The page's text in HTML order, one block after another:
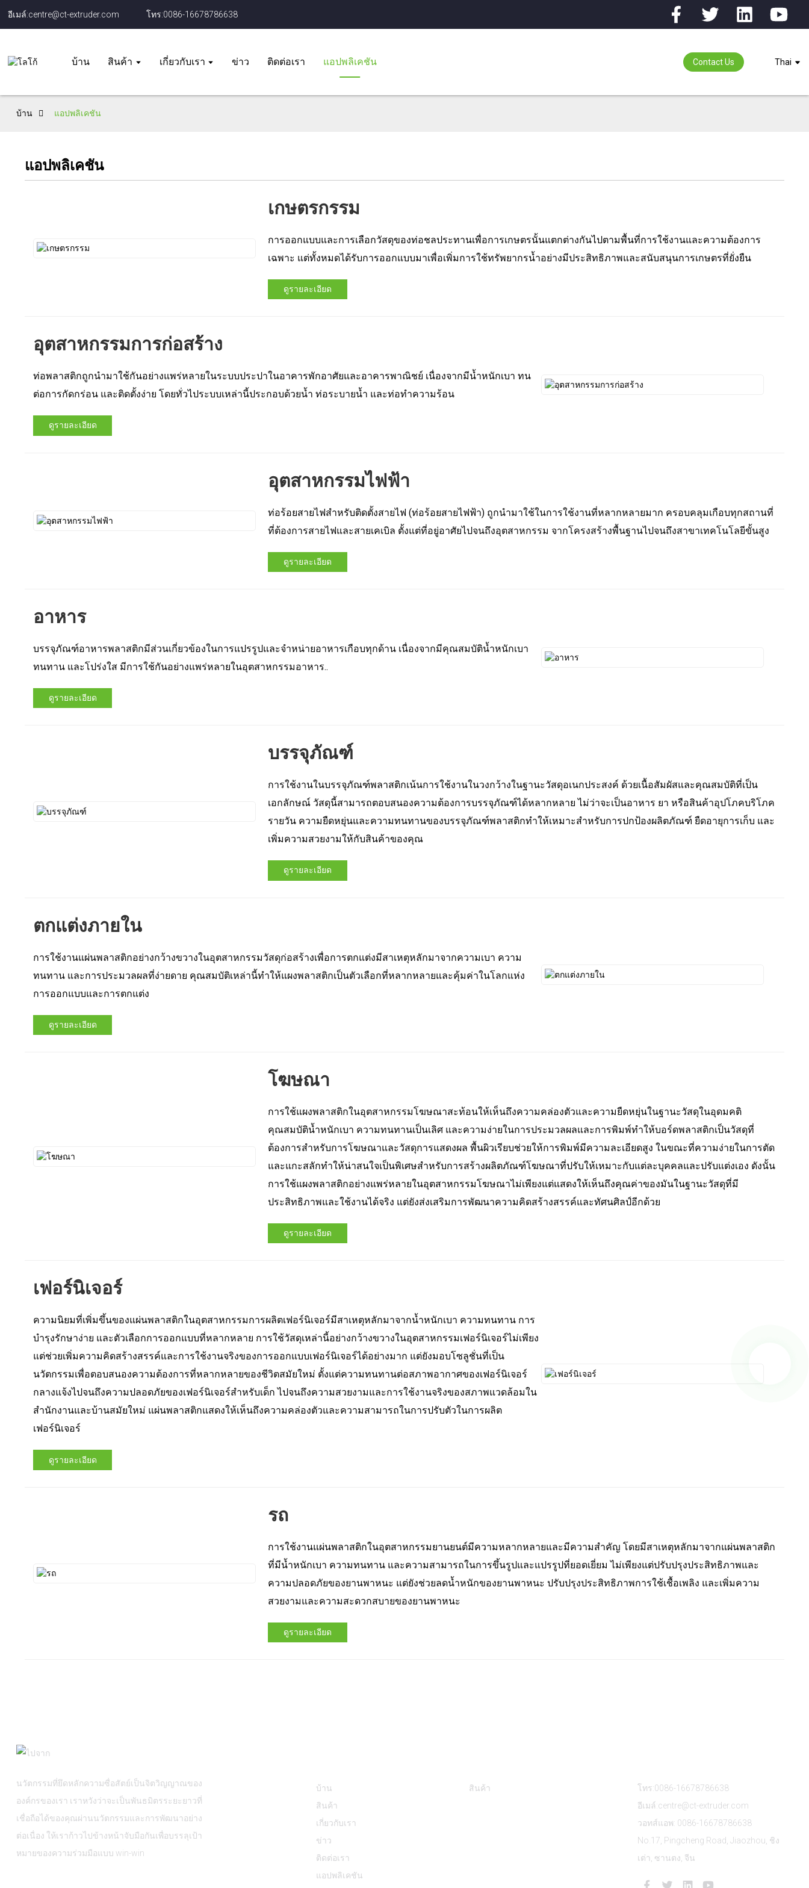
อีเมล์:centre@ct-extruder.com โทร:0086-16678786638
บ้าน สินค้า เกี่ยวกับเรา ข่าว ติดต่อเรา แอปพลิเคชัน Contact Us Thai
บ้าน แอปพลิเคชัน
แอปพลิเคชัน
เกษตรกรรม
การออกแบบและการเลือกวัสดุของท่อชลประทานเพื่อการเกษตรนั้นแตกต่างกันไปตามพื้นที่การใช้งานและความต้องการ
เฉพาะ แต่ทั้งหมดได้รับการออกแบบมาเพื่อเพิ่มการใช้ทรัพยากรน้ำอย่างมีประสิทธิภาพและสนับสนุนการเกษตรที่ยั่งยืน
ดูรายละเอียด
อุตสาหกรรมการก่อสร้าง
ท่อพลาสติกถูกนำมาใช้กันอย่างแพร่หลายในระบบประปาในอาคารพักอาศัยและอาคารพาณิชย์ เนื่องจากมีน้ำหนักเบา ทน
ต่อการกัดกร่อน และติดตั้งง่าย โดยทั่วไประบบเหล่านี้ประกอบด้วยน้ำ ท่อระบายน้ำ และท่อทำความร้อน
ดูรายละเอียด
อุตสาหกรรมไฟฟ้า
ท่อร้อยสายไฟสำหรับติดตั้งสายไฟ (ท่อร้อยสายไฟฟ้า) ถูกนำมาใช้ในการใช้งานที่หลากหลายมาก ครอบคลุมเกือบทุกสถานที่
ที่ต้องการสายไฟและสายเคเบิล ตั้งแต่ที่อยู่อาศัยไปจนถึงอุตสาหกรรม จากโครงสร้างพื้นฐานไปจนถึงสาขาเทคโนโลยีขั้นสูง
ดูรายละเอียด
อาหาร
บรรจุภัณฑ์อาหารพลาสติกมีส่วนเกี่ยวข้องในการแปรรูปและจำหน่ายอาหารเกือบทุกด้าน เนื่องจากมีคุณสมบัติน้ำหนักเบา
ทนทาน และโปร่งใส มีการใช้กันอย่างแพร่หลายในอุตสาหกรรมอาหาร..
ดูรายละเอียด
บรรจุภัณฑ์
การใช้งานในบรรจุภัณฑ์พลาสติกเน้นการใช้งานในวงกว้างในฐานะวัสดุอเนกประสงค์ ด้วยเนื้อสัมผัสและคุณสมบัติที่เป็น
เอกลักษณ์ วัสดุนี้สามารถตอบสนองความต้องการบรรจุภัณฑ์ได้หลากหลาย ไม่ว่าจะเป็นอาหาร ยา หรือสินค้าอุปโภคบริโภค
รายวัน ความยืดหยุ่นและความทนทานของบรรจุภัณฑ์พลาสติกทำให้เหมาะสำหรับการปกป้องผลิตภัณฑ์ ยืดอายุการเก็บ และ
เพิ่มความสวยงามให้กับสินค้าของคุณ
ดูรายละเอียด
ตกแต่งภายใน
การใช้งานแผ่นพลาสติกอย่างกว้างขวางในอุตสาหกรรมวัสดุก่อสร้างเพื่อการตกแต่งมีสาเหตุหลักมาจากความเบา ความ
ทนทาน และการประมวลผลที่ง่ายดาย คุณสมบัติเหล่านี้ทำให้แผงพลาสติกเป็นตัวเลือกที่หลากหลายและคุ้มค่าในโลกแห่ง
การออกแบบและการตกแต่ง
ดูรายละเอียด
โฆษณา
การใช้แผงพลาสติกในอุตสาหกรรมโฆษณาสะท้อนให้เห็นถึงความคล่องตัวและความยืดหยุ่นในฐานะวัสดุในอุดมคติ
คุณสมบัติน้ำหนักเบา ความทนทานเป็นเลิศ และความง่ายในการประมวลผลและการพิมพ์ทำให้บอร์ดพลาสติกเป็นวัสดุที่
ต้องการสำหรับการโฆษณาและวัสดุการแสดงผล พื้นผิวเรียบช่วยให้การพิมพ์มีความละเอียดสูง ในขณะที่ความง่ายในการตัด
และแกะสลักทำให้น่าสนใจเป็นพิเศษสำหรับการสร้างผลิตภัณฑ์โฆษณาที่ปรับให้เหมาะกับแต่ละบุคคลและปรับแต่งเอง ดังนั้น
การใช้แผงพลาสติกอย่างแพร่หลายในอุตสาหกรรมโฆษณาไม่เพียงแต่แสดงให้เห็นถึงคุณค่าของมันในฐานะวัสดุที่มี
ประสิทธิภาพและใช้งานได้จริง แต่ยังส่งเสริมการพัฒนาความคิดสร้างสรรค์และทัศนศิลป์อีกด้วย
ดูรายละเอียด
เฟอร์นิเจอร์
ความนิยมที่เพิ่มขึ้นของแผ่นพลาสติกในอุตสาหกรรมการผลิตเฟอร์นิเจอร์มีสาเหตุหลักมาจากน้ำหนักเบา ความทนทาน การ
บำรุงรักษาง่าย และตัวเลือกการออกแบบที่หลากหลาย การใช้วัสดุเหล่านี้อย่างกว้างขวางในอุตสาหกรรมเฟอร์นิเจอร์ไม่เพียง
แต่ช่วยเพิ่มความคิดสร้างสรรค์และการใช้งานจริงของการออกแบบเฟอร์นิเจอร์ได้อย่างมาก แต่ยังมอบโซลูชั่นที่เป็น
นวัตกรรมเพื่อตอบสนองความต้องการที่หลากหลายของชีวิตสมัยใหม่ ตั้งแต่ความทนทานต่อสภาพอากาศของเฟอร์นิเจอร์
กลางแจ้งไปจนถึงความปลอดภัยของเฟอร์นิเจอร์สำหรับเด็ก ไปจนถึงความสวยงามและการใช้งานจริงของสภาพแวดล้อมใน
สำนักงานและบ้านสมัยใหม่ แผ่นพลาสติกแสดงให้เห็นถึงความคล่องตัวและความสามารถในการปรับตัวในการผลิต
เฟอร์นิเจอร์
ดูรายละเอียด
รถ
การใช้งานแผ่นพลาสติกในอุตสาหกรรมยานยนต์มีความหลากหลายและมีความสำคัญ โดยมีสาเหตุหลักมาจากแผ่นพลาสติก
ที่มีน้ำหนักเบา ความทนทาน และความสามารถในการขึ้นรูปและแปรรูปที่ยอดเยี่ยม ไม่เพียงแต่ปรับปรุงประสิทธิภาพและ
ความปลอดภัยของยานพาหนะ แต่ยังช่วยลดน้ำหนักของยานพาหนะ ปรับปรุงประสิทธิภาพการใช้เชื้อเพลิง และเพิ่มความ
สวยงามและความสะดวกสบายของยานพาหนะ
ดูรายละเอียด
นวัตกรรมที่ยึดหลักความซื่อสัตย์เป็นจิตวิญญาณของ
องค์กรของเรา เราหวังว่าจะเป็นพันธมิตรระยะยาวที่
เชื่อถือได้ของคุณผ่านนวัตกรรมและการพัฒนาอย่าง
ต่อเนื่อง ให้เราก้าวไปข้างหน้าจับมือกันเพื่อบรรลุเป้า
หมายของความร่วมมือแบบ win-win
บ้าน
สินค้า
เกี่ยวกับเรา
ข่าว
ติดต่อเรา
แอปพลิเคชัน
สินค้า
โทร:0086-16678786638
อีเมล์:centre@ct-extruder.com
วอทส์แอพ: 0086-16678786638
No.17, Pingcheng Road, Jiaozhou, ชิง
เต่า, ซานตง, จีน